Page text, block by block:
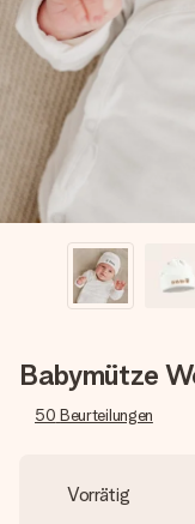
Montag - Freitag :
Samstag -
Babymütze
50 Beurteilungen
Vorrätig